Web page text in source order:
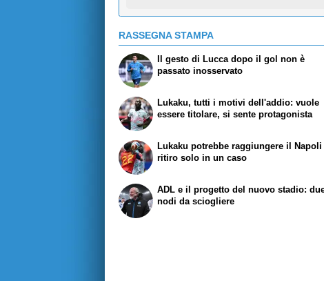
RASSEGNA STAMPA
Il gesto di Lucca dopo il gol non è
passato inosservato
Lukaku, tutti i motivi dell'addio: vuole
essere titolare, si sente protagonista
Lukaku potrebbe raggiungere il
ritiro solo in un caso
ADL e il progetto del nuovo stadio:
nodi da sciogliere